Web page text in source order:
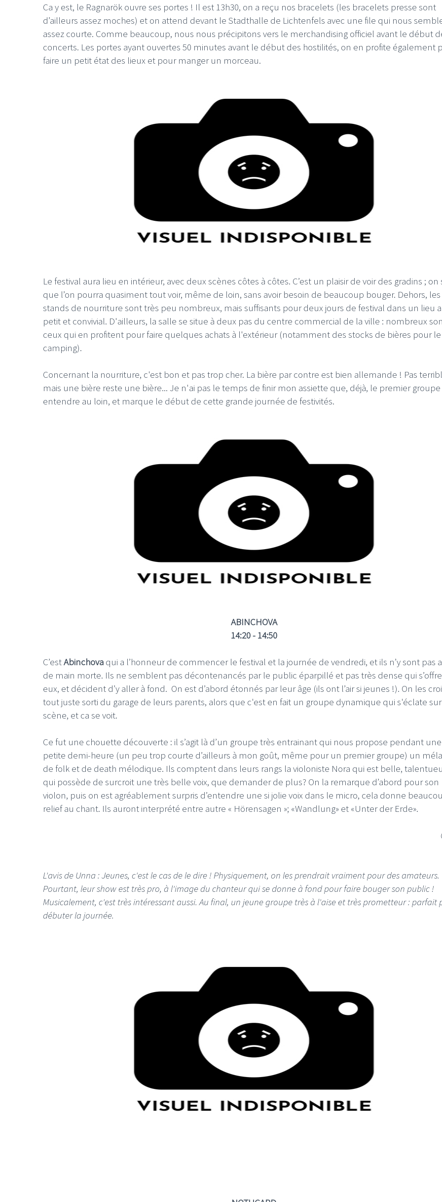
Ca y est, le Ragnarök ouvre ses portes ! Il est 13h30, on a reçu nos bracelets (les bracelets presse sont
d’ailleurs assez moches) et on attend devant le Stadthalle de Lichtenfels avec une file qui nous
assez courte. Comme beaucoup, nous nous précipitons vers le merchandising officiel avant le début
concerts. Les portes ayant ouvertes 50 minutes avant le début des hostilités, on en profite également
faire un petit état des lieux et pour manger un morceau.
Le festival aura lieu en intérieur, avec deux scènes côtes à côtes. C’est un plaisir de voir des gradins ; on
que l’on pourra quasiment tout voir, même de loin, sans avoir besoin de beaucoup bouger. Dehors, les
stands de nourriture sont très peu nombreux, mais suffisants pour deux jours de festival dans un lieu
petit et convivial. D'ailleurs, la salle se situe à deux pas du centre commercial de la ville : nombreux
ceux qui en profitent pour faire quelques achats à l'extérieur (notamment des stocks de bières pour le
camping).
Concernant la nourriture, c'est bon et pas trop cher. La bière par contre est bien allemande ! Pas
mais une bière reste une bière... Je n'ai pas le temps de finir mon assiette que, déjà, le premier groupe
entendre au loin, et marque le début de cette grande journée de festivités.
ABINCHOVA
14:20 - 14:50
C’estAbinchova qui a l’honneur de commencer le festival et la journée de vendredi, et ils n’y sont pas
de main morte. Ils ne semblent pas décontenancés par le public éparpillé et pas très dense qui
eux, et décident d’y aller à fond. On est d’abord étonnés par leur âge (ils ont l’air si jeunes !). On les
tout juste sorti du garage de leurs parents, alors que c'est en fait un groupe dynamique qui s'éclate sur
scène, et ca se voit.
Ce fut une chouette découverte : il s’agit là d’un groupe très entrainant qui nous propose pendant une
petite demi-heure (un peu trop courte d’ailleurs à mon goût, même pour un premier groupe) un
de folk et de death mélodique. Ils comptent dans leurs rangs la violoniste Nora qui est belle,
qui possède de surcroit une très belle voix, que demander de plus? On la remarque d’abord pour son
violon, puis on est agréablement surpris d’entendre une si jolie voix dans le micro, cela donne
relief au chant. Ils auront interprété entre autre « Hörensagen »; «Wandlung» et «Unter der Erde».
L'avis de Unna : Jeunes, c'est le cas de le dire ! Physiquement, on les prendrait vraiment pour des amateurs.
Pourtant, leur show est très pro, à l'image du chanteur qui se donne à fond pour faire bouger son public !
Musicalement, c'est très intéressant aussi. Au final, un jeune groupe très à l'aise et très prometteur : parfait
débuter la journée.
LE GROS RIFFIFI
LE GROS RIFFIFI – Surfin’
The Covers !!!